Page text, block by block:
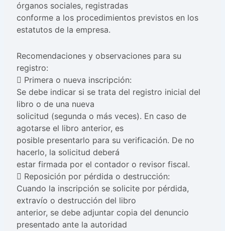
órganos sociales, registradas
conforme a los procedimientos previstos en los
estatutos de la empresa.
Recomendaciones y observaciones para su
registro:
 Primera o nueva inscripción:
Se debe indicar si se trata del registro inicial del
libro o de una nueva
solicitud (segunda o más veces). En caso de
agotarse el libro anterior, es
posible presentarlo para su verificación. De no
hacerlo, la solicitud deberá
estar firmada por el contador o revisor fiscal.
 Reposición por pérdida o destrucción:
Cuando la inscripción se solicite por pérdida,
extravío o destrucción del libro
anterior, se debe adjuntar copia del denuncio
presentado ante la autoridad